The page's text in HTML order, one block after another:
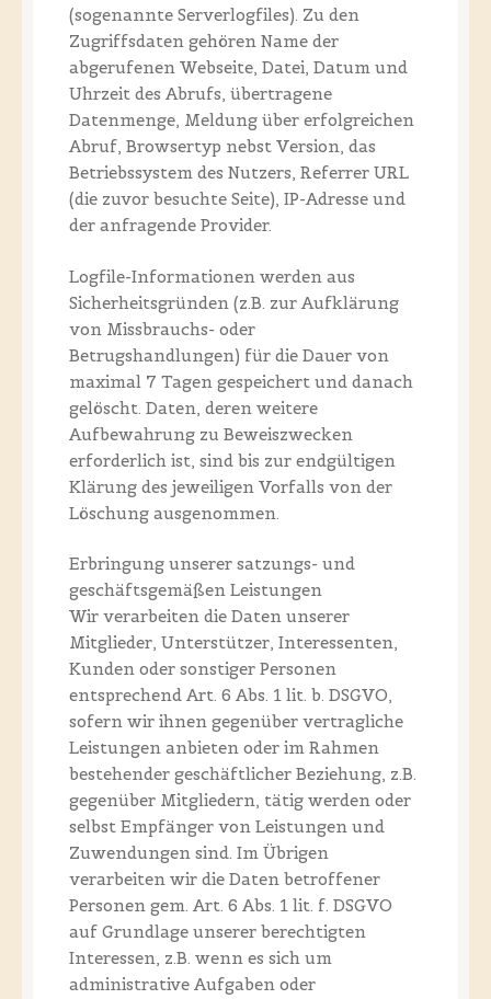
(sogenannte Serverlogfiles). Zu den
Zugriffsdaten gehören Name der
abgerufenen Webseite, Datei, Datum und
Uhrzeit des Abrufs, übertragene
Datenmenge, Meldung über erfolgreichen
Abruf, Browsertyp nebst Version, das
Betriebssystem des Nutzers, Referrer URL
(die zuvor besuchte Seite), IP-Adresse und
der anfragende Provider.
Logfile-Informationen werden aus
Sicherheitsgründen (z.B. zur Aufklärung
von Missbrauchs- oder
Betrugshandlungen) für die Dauer von
maximal 7 Tagen gespeichert und danach
gelöscht. Daten, deren weitere
Aufbewahrung zu Beweiszwecken
erforderlich ist, sind bis zur endgültigen
Klärung des jeweiligen Vorfalls von der
Löschung ausgenommen.
Erbringung unserer satzungs- und
geschäftsgemäßen Leistungen
Wir verarbeiten die Daten unserer
Mitglieder, Unterstützer, Interessenten,
Kunden oder sonstiger Personen
entsprechend Art. 6 Abs. 1 lit. b. DSGVO,
sofern wir ihnen gegenüber vertragliche
Leistungen anbieten oder im Rahmen
bestehender geschäftlicher Beziehung, z.B.
gegenüber Mitgliedern, tätig werden oder
selbst Empfänger von Leistungen und
Zuwendungen sind. Im Übrigen
verarbeiten wir die Daten betroffener
Personen gem. Art. 6 Abs. 1 lit. f. DSGVO
auf Grundlage unserer berechtigten
Interessen, z.B. wenn es sich um
administrative Aufgaben oder